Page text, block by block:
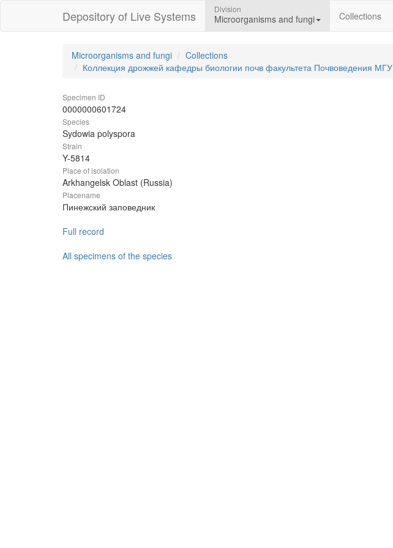
Depository of Live Systems Division
Microorganisms and fungi Collections
Microorganisms and fungi
Collections
Коллекция дрожжей кафедры биологии почв факультета Почвоведения МГУ
Specimen ID
0000000601724
Species
Sydowia polyspora
Strain
Y-5814
Place of isolation
Arkhangelsk Oblast (Russia)
Placename
Пинежский заповедник
Full record
All specimens of the species